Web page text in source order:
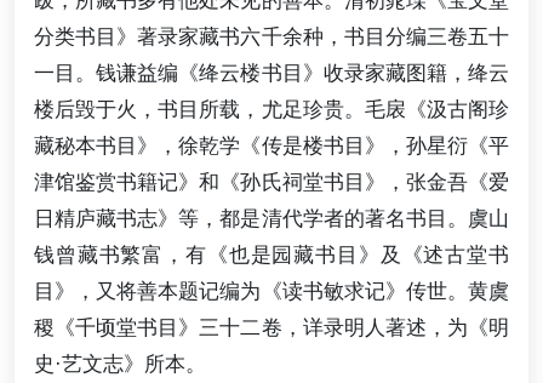
分类书目》著录家藏书六千余种，书目分编三卷五十
一目。钱谦益编《绛云楼书目》收录家藏图籍，绛云
楼后毁于火，书目所载，尤足珍贵。毛扆《汲古阁珍
藏秘本书目》，徐乾学《传是楼书目》，孙星衍《平
津馆鉴赏书籍记》和《孙氏祠堂书目》，张金吾《爱
日精庐藏书志》等，都是清代学者的著名书目。虞山
钱曾藏书繁富，有《也是园藏书目》及《述古堂书
目》，又将善本题记编为《读书敏求记》传世。黄虞
稷《千顷堂书目》三十二卷，详录明人著述，为《明
史·艺文志》所本。